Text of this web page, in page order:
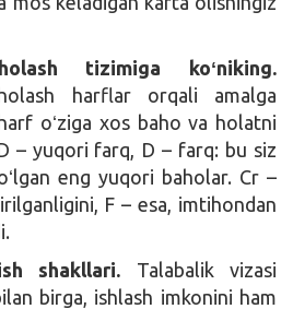
tizimiga koʻniking.
harflar orqali amalga
oʻziga xos baho va holatni
– yuqori farq, D – farq: bu siz
eng yuqori baholar. Сr –
F – esa, imtihondan
shakllari. Talabalik vizasi
birga, ishlash imkonini ham